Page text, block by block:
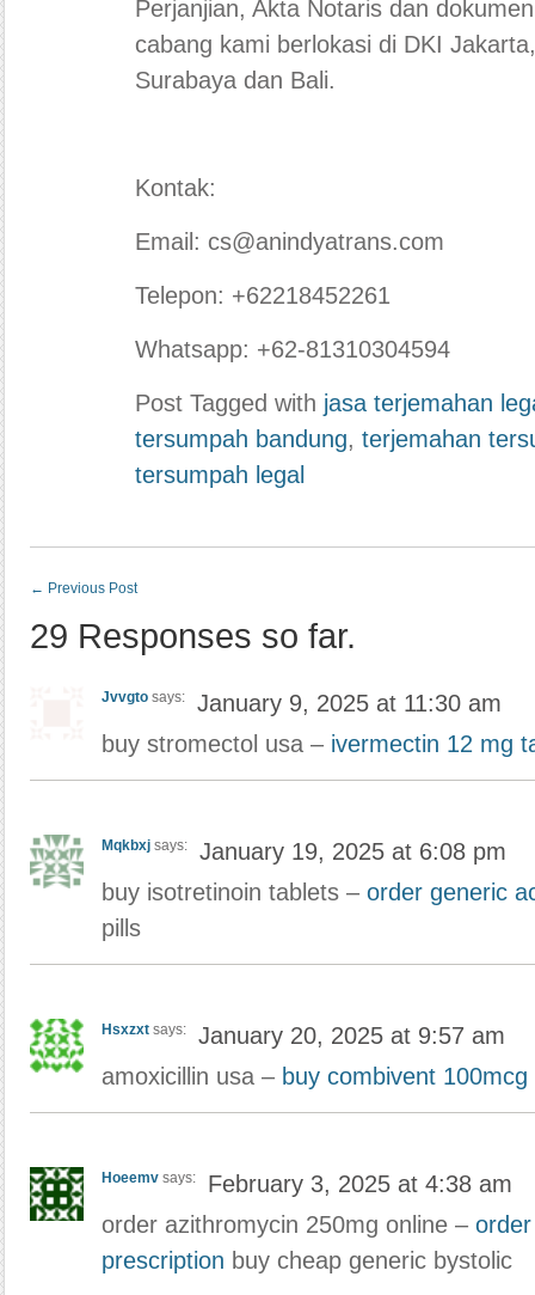
Perjanjian, Akta Notaris dan
cabang kami berlokasi di DKI
Surabaya dan Bali.
Kontak:
Email: cs@anindyatrans.com
Telepon: +62218452261
Whatsapp: +62-81310304594
Post Tagged with jasa terjemahan
tersumpah bandung, terjemahan
tersumpah legal
← Previous Post
29 Responses so far.
Jvvgto says:
January 9, 2025 at 11:30 am
buy stromectol usa – ivermectin 12 mg
Mqkbxj says:
January 19, 2025 at 6:08 pm
buy isotretinoin tablets – order generic
pills
Hsxzxt says:
January 20, 2025 at 9:57 am
amoxicillin usa – buy combivent 100mcg
Hoeemv says:
February 3, 2025 at 4:38 am
order azithromycin 250mg online –
prescription buy cheap generic bystolic